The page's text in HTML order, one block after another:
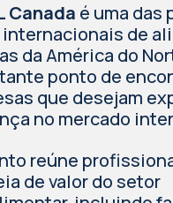
Canada é uma das
de
da América do
ponto de
que desejam
no mercado
reúne
de valor do setor